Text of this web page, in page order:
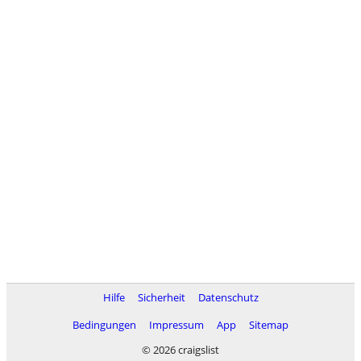
Hilfe Sicherheit
Datenschutz
Bedingungen
Impressum App
Sitemap
© 2026 craigslist